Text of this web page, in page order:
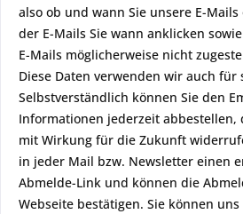
also ob und wann Sie unsere E-
der E-Mails Sie wann anklicken
E-Mails möglicherweise nicht
Diese Daten verwenden wir auch für
Selbstverständlich können Sie den
Informationen jederzeit abbestellen,
mit Wirkung für die Zukunft
in jeder Mail bzw. Newsletter einen
Abmelde-Link und können die
Webseite bestätigen. Sie können